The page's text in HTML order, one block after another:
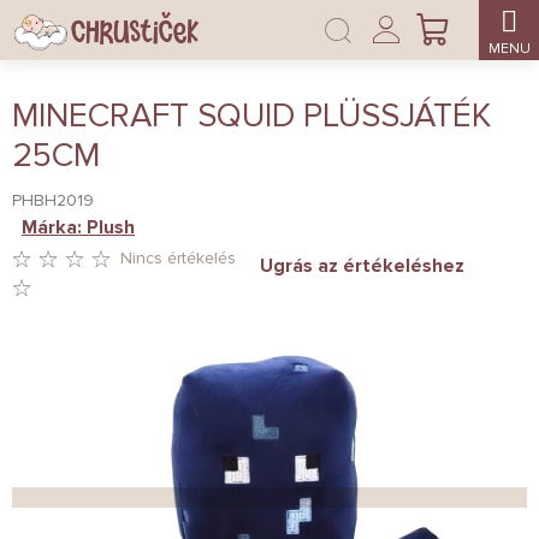
Ugrás
fő
KOSÁR
Bejelentkezés
MINECRAFT SQUID PLÜSSJÁTÉK
25CM
PHBH2019
CSILLAG.
Nincs értékelés Ugrás az értékeléshez
Márka: Plush